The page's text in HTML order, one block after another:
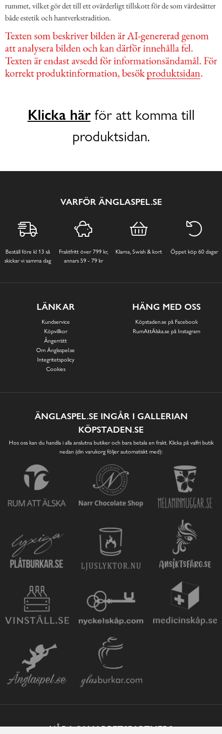
rummet, vilket gör det till ett ovärderligt tillskott för de som värdesätter
både estetik och hantverkstradition.
Klicka härför att komma till
produktsidan.
VARFÖR ÄNGLASPEL.SE
Beställ före kl 13 så
skickar vi samma dag
Fraktfritt över 799 kr,
annars 59 - 79 kr
Klarna, Swish & kort Öppet köp 60 dagar
LÄNKAR
Kundservice
Köpvillkor
Ångerrätt
Om Änglaspel.se
Integritetspolicy
Cookies
HÄNG MED OSS
Köpstaden.se på Facebook
RumAttÄlska.se på Instagram
ÄNGLASPEL.SE INGÅR I GALLERIAN
KÖPSTADEN.SE
Hos oss kan du handla i alla anslutna butiker och bara betala en frakt. Klicka på valfri butik
nedan (din varukorg följer automatiskt med):
VÅRA SAMARBETSPARTNERS